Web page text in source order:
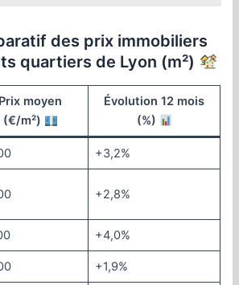
des prix immobiliers
quartiers de Lyon (m²)
Prix moyen
(€/m²)
Évolution 12 mois
(%)
+3,2%
+2,8%
+4,0%
+1,9%